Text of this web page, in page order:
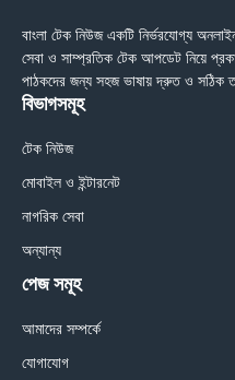
বাংলা টেক নিউজ একটি নির্ভরযোগ্য
সেবা ও সাম্প্রতিক টেক আপডেট নিয়ে
পাঠকদের জন্য সহজ ভাষায় দ্রুত ও সঠিক
বিভাগসমূহ
টেক নিউজ
মোবাইল ও ইন্টারনেট
নাগরিক সেবা
অন্যান্য
পেজ সমূহ
আমাদের সম্পর্কে
যোগাযোগ